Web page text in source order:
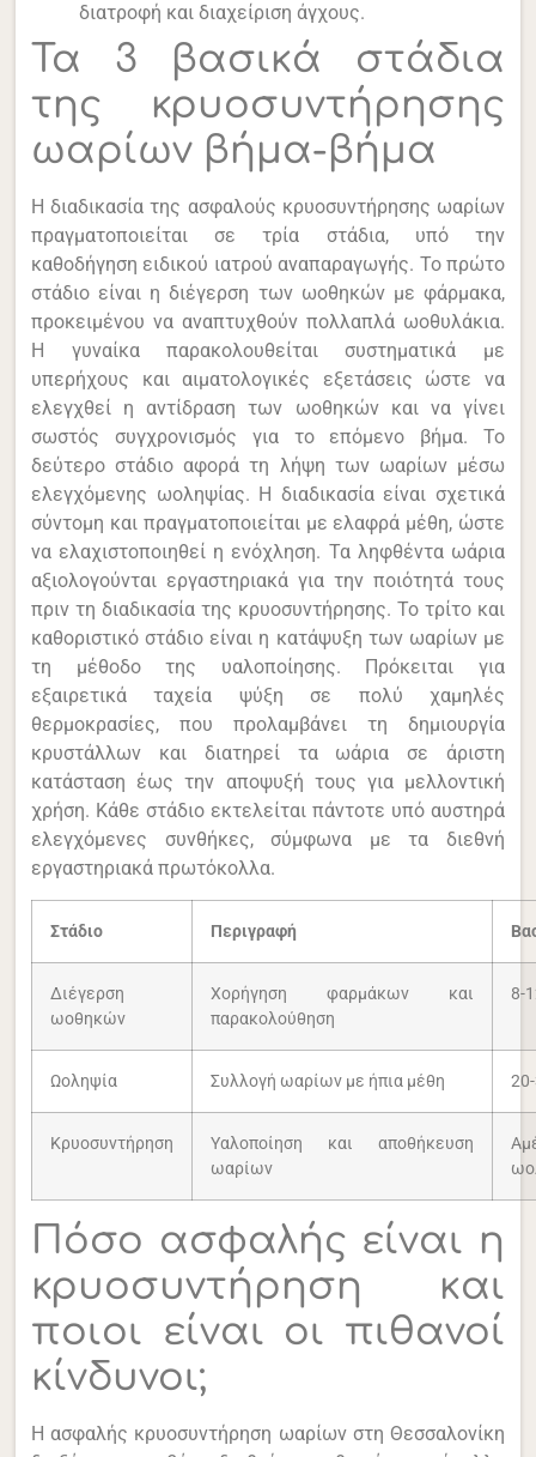
διατροφή και διαχείριση άγχους.
Τα 3 βασικά στάδια
της κρυοσυντήρησης
ωαρίων βήμα-βήμα
Η διαδικασία της ασφαλούς κρυοσυντήρησης ωαρίων
πραγματοποιείται σε τρία στάδια, υπό την
καθοδήγηση ειδικού ιατρού αναπαραγωγής. Το πρώτο
στάδιο είναι η διέγερση των ωοθηκών με φάρμακα,
προκειμένου να αναπτυχθούν πολλαπλά ωοθυλάκια.
Η γυναίκα παρακολουθείται συστηματικά με
υπερήχους και αιματολογικές εξετάσεις ώστε να
ελεγχθεί η αντίδραση των ωοθηκών και να γίνει
σωστός συγχρονισμός για το επόμενο βήμα. Το
δεύτερο στάδιο αφορά τη λήψη των ωαρίων μέσω
ελεγχόμενης ωοληψίας. Η διαδικασία είναι σχετικά
σύντομη και πραγματοποιείται με ελαφρά μέθη, ώστε
να ελαχιστοποιηθεί η ενόχληση. Τα ληφθέντα ωάρια
αξιολογούνται εργαστηριακά για την ποιότητά τους
πριν τη διαδικασία της κρυοσυντήρησης. Το τρίτο και
καθοριστικό στάδιο είναι η κατάψυξη των ωαρίων με
τη μέθοδο της υαλοποίησης. Πρόκειται για
εξαιρετικά ταχεία ψύξη σε πολύ χαμηλές
θερμοκρασίες, που προλαμβάνει τη δημιουργία
κρυστάλλων και διατηρεί τα ωάρια σε άριστη
κατάσταση έως την αποψυξή τους για μελλοντική
χρήση. Κάθε στάδιο εκτελείται πάντοτε υπό αυστηρά
ελεγχόμενες συνθήκες, σύμφωνα με τα διεθνή
εργαστηριακά πρωτόκολλα.
Στάδιο Περιγραφή
Διέγερση
ωοθηκών
Χορήγηση φαρμάκων και
παρακολούθηση
8-
Ωοληψία Συλλογή ωαρίων με ήπια μέθη
Κρυοσυντήρηση
Υαλοποίηση και αποθήκευση
ωαρίων
Πόσο ασφαλής είναι η
κρυοσυντήρηση και
ποιοι είναι οι πιθανοί
κίνδυνοι;
Η ασφαλής κρυοσυντήρηση ωαρίων στη Θεσσαλονίκη